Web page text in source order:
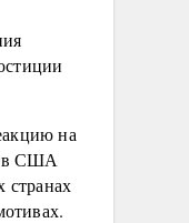
на
США
странах